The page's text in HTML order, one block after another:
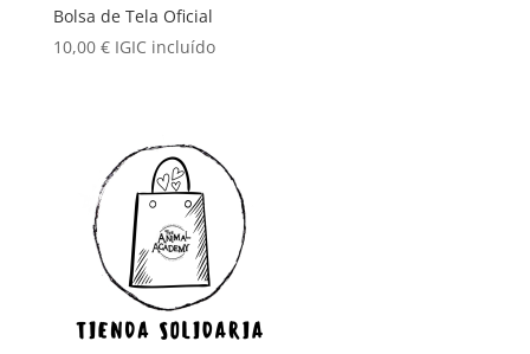
Bolsa de Tela Oficial
10,00 € IGIC incluído